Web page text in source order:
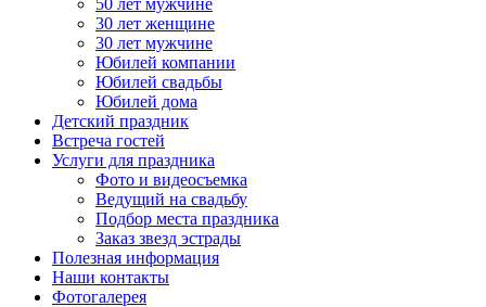
50 лет мужчине
30 лет женщине
30 лет мужчине
Юбилей компании
Юбилей свадьбы
Юбилей дома
Детский праздник
Встреча гостей
Услуги для праздника
Фото и видеосъемка
Ведущий на свадьбу
Подбор места праздника
Заказ звезд эстрады
Полезная информация
Наши контакты
Фотогалерея